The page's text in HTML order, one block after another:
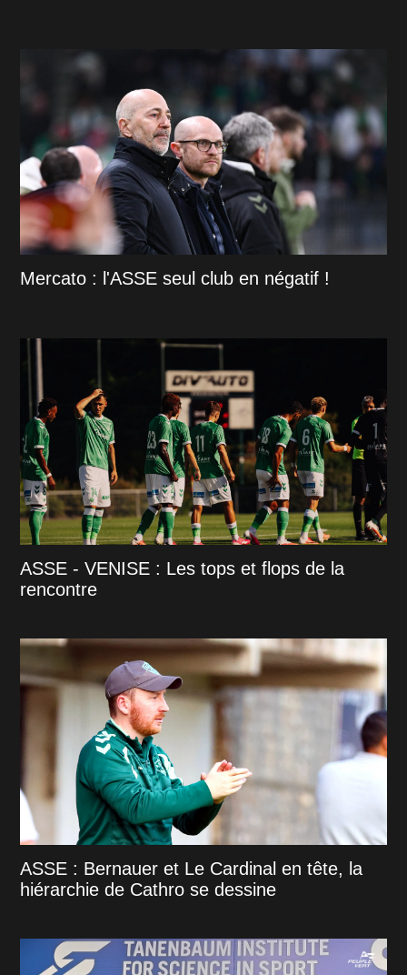
Mercato : l'ASSE seul club en négatif !
ASSE - VENISE : Les tops et flops de la
rencontre
ASSE : Bernauer et Le Cardinal en tête, la
hiérarchie de Cathro se dessine